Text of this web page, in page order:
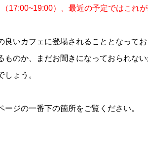
17:00~19:00）、最近の予定ではこれ
良いカフェに登場されることとなって
ものか、まだお聞きになっておられな
しょう。
ージの一番下の箇所をご覧ください。